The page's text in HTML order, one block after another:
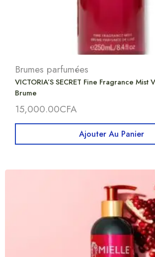
Brumes parfumées
VICTORIA’S SECRET Fine Fragrance Mist
Brume
15,000.00CFA
Ajouter Au Panier